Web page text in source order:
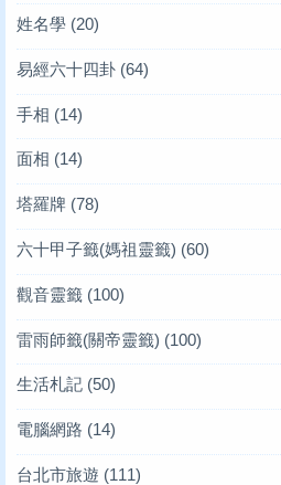
姓名學 (20)
易經六十四卦 (64)
手相 (14)
面相 (14)
塔羅牌 (78)
六十甲子籤(媽祖靈籤) (60)
觀音靈籤 (100)
雷雨師籤(關帝靈籤) (100)
生活札記 (50)
電腦網路 (14)
台北市旅遊 (111)